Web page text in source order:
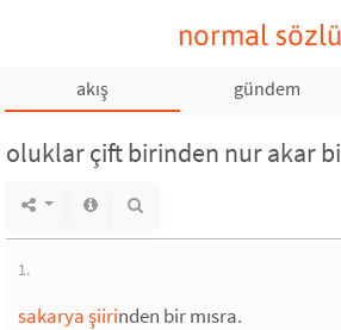
normal
akış gündem
oluklar çift birinden nur akar
1.
sakarya şiirinden bir mısra.